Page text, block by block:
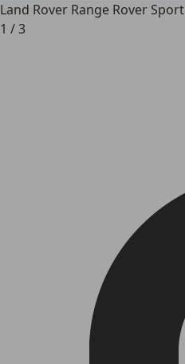
Land Rover Range Rover Sport
1 /3